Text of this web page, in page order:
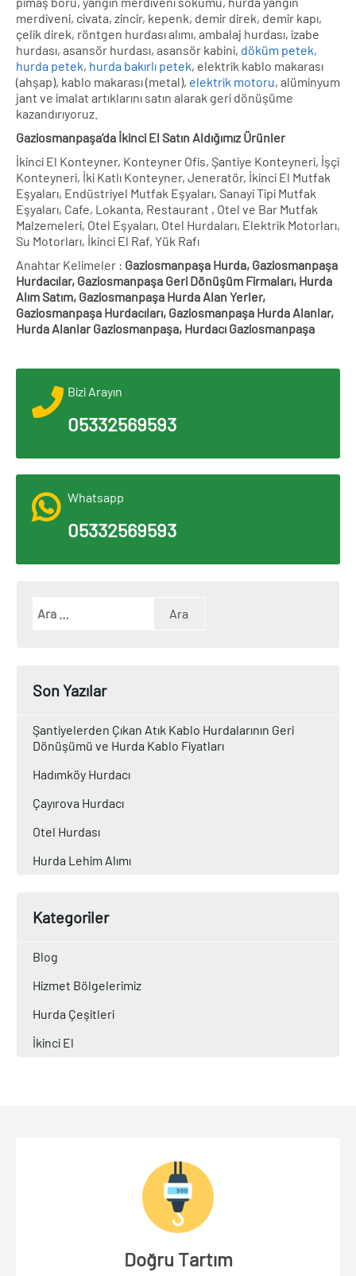
merdiveni, civata, zincir, kepenk, demir direk, demir kapı,
çelik direk, röntgen hurdası alımı, ambalaj hurdası, izabe
hurdası, asansör hurdası, asansör kabini, döküm petek,
hurda petek, hurda bakırlı petek, elektrik kablo makarası
(ahşap), kablo makarası (metal), elektrik motoru, alüminyum
jant ve imalat artıklarını satın alarak geri dönüşüme
kazandırıyoruz.
Gaziosmanpaşa’da İkinci El Satın Aldığımız Ürünler
İkinci El Konteyner, Konteyner Ofis, Şantiye Konteyneri, İşçi
Konteyneri, İki Katlı Konteyner, Jeneratör, İkinci El Mutfak
Eşyaları, Endüstriyel Mutfak Eşyaları, Sanayi Tipi Mutfak
Eşyaları, Cafe, Lokanta, Restaurant , Otel ve Bar Mutfak
Malzemeleri, Otel Eşyaları, Otel Hurdaları, Elektrik Motorları,
Su Motorları, İkinci El Raf, Yük Rafı
Anahtar Kelimeler : Gaziosmanpaşa Hurda, Gaziosmanpaşa
Hurdacılar, Gaziosmanpaşa Geri Dönüşüm Firmaları, Hurda
Alım Satım, Gaziosmanpaşa Hurda Alan Yerler,
Gaziosmanpaşa Hurdacıları, Gaziosmanpaşa Hurda Alanlar,
Hurda Alanlar Gaziosmanpaşa, Hurdacı Gaziosmanpaşa
Bizi Arayın
05332569593
Whatsapp
05332569593
Son Yazılar
Şantiyelerden Çıkan Atık Kablo Hurdalarının Geri
Dönüşümü ve Hurda Kablo Fiyatları
Hadımköy Hurdacı
Çayırova Hurdacı
Otel Hurdası
Hurda Lehim Alımı
Kategoriler
Blog
Hizmet Bölgelerimiz
Hurda Çeşitleri
İkinci El
Doğru Tartım